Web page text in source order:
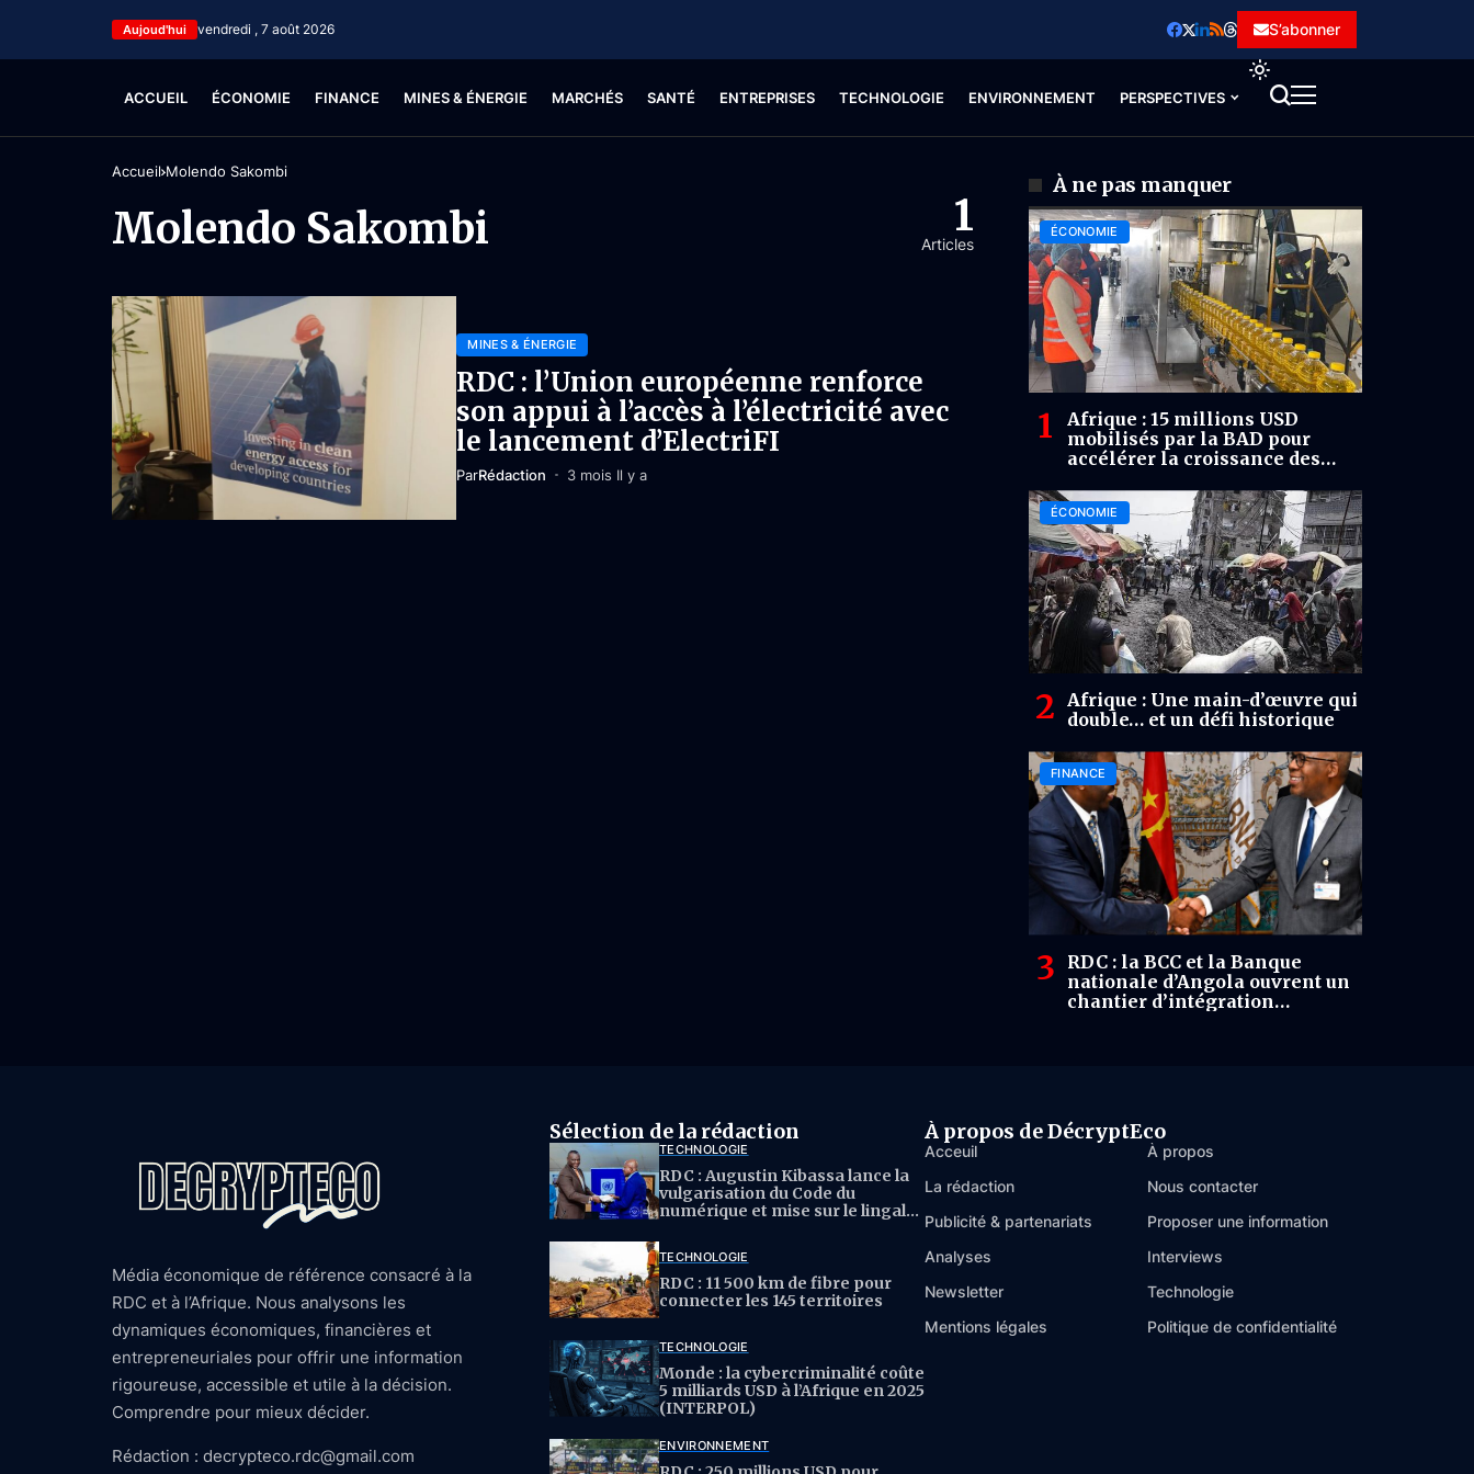
Aujoud'hui vendredi , 7 août 2026 S’abonner
ACCUEIL ÉCONOMIE FINANCE MINES & ÉNERGIE MARCHÉS SANTÉ ENTREPRISES TECHNOLOGIE ENVIRONNEMENT PERSPECTIVES
Accueil Molendo Sakombi
Molendo Sakombi 1
Articles
MINES & ÉNERGIE
RDC : l’Union européenne renforce
son appui à l’accès à l’électricité avec
le lancement d’ElectriFI
ParRédaction 3 mois Il y a
À ne pas manquer
ÉCONOMIE
Afrique : 15 millions USD
mobilisés par la BAD pour
accélérer la croissance des
ÉCONOMIE
Afrique : Une main-d’œuvre qui
double… et un défi historique
FINANCE
RDC : la BCC et la Banque
nationale d’Angola ouvrent un
chantier d’intégration
Média économique de référence consacré à la
RDC et à l’Afrique. Nous analysons les
dynamiques économiques, financières et
entrepreneuriales pour offrir une information
rigoureuse, accessible et utile à la décision.
Comprendre pour mieux décider.
Rédaction : decrypteco.rdc@gmail.com
Sélection de la rédaction
TECHNOLOGIE
RDC : Augustin Kibassa lance la
vulgarisation du Code du
numérique et mise sur le lingala
TECHNOLOGIE
RDC : 11 500 km de fibre pour
connecter les 145 territoires
TECHNOLOGIE
Monde : la cybercriminalité coûte
5 milliards USD à l’Afrique en 2025
(INTERPOL)
ENVIRONNEMENT
À propos de DécryptEco
Acceuil
À propos
La rédaction
Nous contacter
Publicité & partenariats
Proposer une information
Analyses
Interviews
Newsletter
Technologie
Mentions légales
Politique de confidentialité